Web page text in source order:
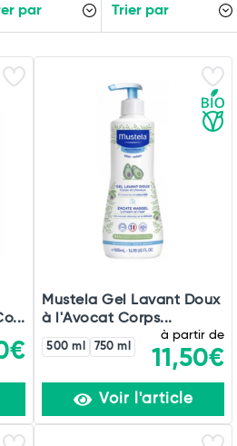
par Trier par
Mustela Gel Lavant Doux
à l'Avocat Corps...
500 ml 750 ml
à partir de
11,50€
Voir l'article